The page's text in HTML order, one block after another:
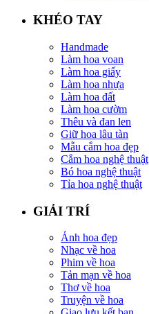
KHÉO TAY
Handmade
Làm hoa voan
Làm hoa giấy
Làm hoa nhựa
Làm hoa đất
Làm hoa cườm
Thêu và đan len
Giữ hoa lâu tàn
Mẫu cắm hoa đẹp
Cắm hoa nghệ thuật
Bó hoa nghệ thuật
Tỉa hoa nghệ thuật
GIẢI TRÍ
Ảnh hoa đẹp
Nhạc về hoa
Phim về hoa
Tản mạn về hoa
Thơ về hoa
Truyện về hoa